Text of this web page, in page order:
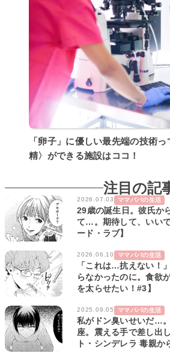
「卵子」に優しい最先端の技術
精〉ができる施設はココ！
注目の記
2026.07.03 ママパパの生活
29歳の誕生日。彼氏か
て…。期待して、いい
ード・ラブ】
2026.06.10 ママパパの生活
「これは…抗えない！
らなかったのに。食欲
を太らせたい！#3】
2025.09.05 ママパパの生活
私がドン臭いせいだ…
座。震える手で差し出
ト・シンデレラ 毒親か